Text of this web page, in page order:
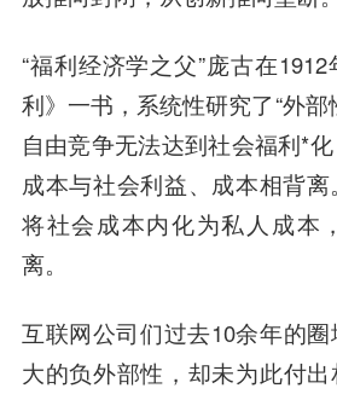
“福利经济学之父”庞古在
利》一书，系统性研究了“外部
自由竞争无法达到社会福利*化
成本与社会利益、成本相背离
将社会成本内化为私人成本
离。
互联网公司们过去10余年的
大的负外部性，却未为此付